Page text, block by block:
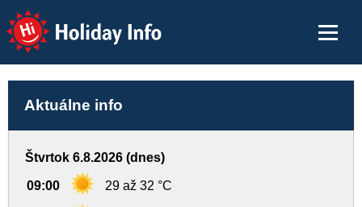
Holiday Info
Aktuálne info
Štvrtok 6.8.2026 (dnes)
09:00 29 až 32 °C